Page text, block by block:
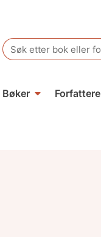
Search
for:
Bøker Forfattere